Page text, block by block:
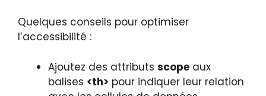
Quelques conseils pour optimiser
l’accessibilité :
Ajoutez des attributs scope aux
balises <th> pour indiquer leur relation